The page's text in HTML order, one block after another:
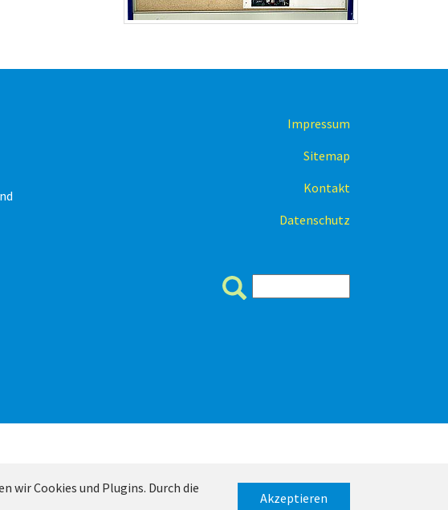
wir Cookies und Plugins. Durch die
Akzeptieren
Impressum
Sitemap
Kontakt
Datenschutz